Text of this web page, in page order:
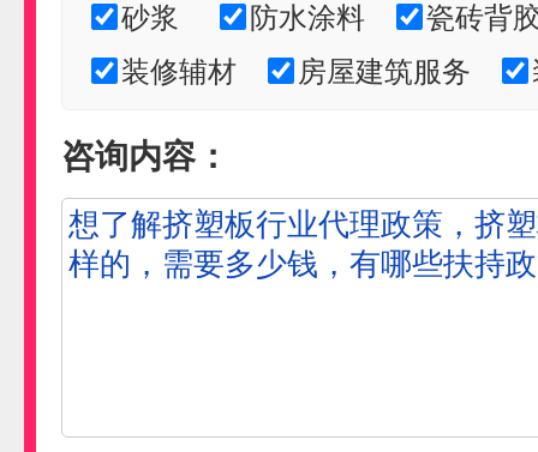
砂浆
防水涂料
瓷砖背
装修辅材
房屋建筑服务
咨询内容：